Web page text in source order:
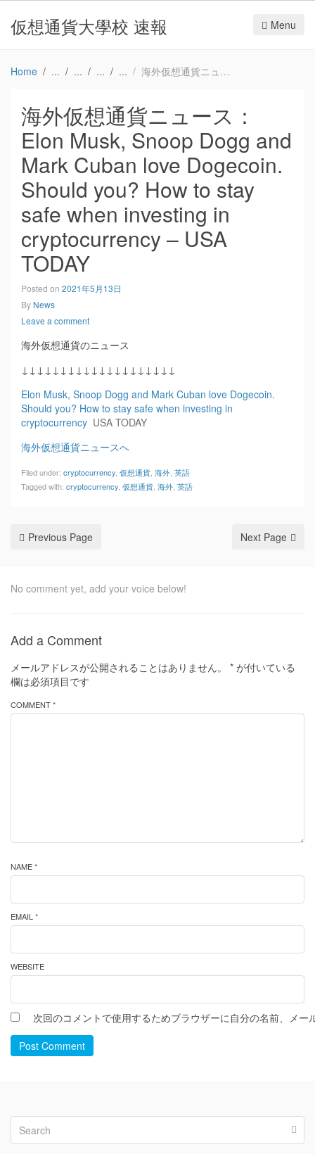
仮想通貨大學校 速報 Menu
Home 海外仮想通貨ニュース：Elon Musk, Snoop Dogg and Mark Cuban love Dogecoin. Should you? How to stay safe when investing in cryptocurrency – USA TODAY
海外仮想通貨ニュース：
Elon Musk, Snoop Dogg and
Mark Cuban love Dogecoin.
Should you? How to stay
safe when investing in
cryptocurrency – USA
TODAY
Posted on 2021年5月13日
By News
Leave a comment
海外仮想通貨のニュース
↓↓↓↓↓↓↓↓↓↓↓↓↓↓↓↓↓↓↓↓
Elon Musk, Snoop Dogg and Mark Cuban love Dogecoin.
Should you? How to stay safe when investing in
cryptocurrency USA TODAY
海外仮想通貨ニュースへ
Filed under: cryptocurrency 仮想通貨 海外 英語
Tagged with: cryptocurrency 仮想通貨 海外 英語
Previous Page Next Page
No comment yet, add your voice below!
Add a Comment
メールアドレスが公開されることはありません。 * が付いている
欄は必須項目です
COMMENT *
NAME *
EMAIL *
WEBSITE
次回のコメントで使用するためブラウザーに自分の名前、メー
Post Comment